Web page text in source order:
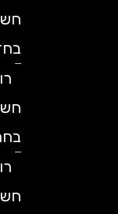
חשבון
בחדרה
רואה
חשבון
בחריש
רואה
חשבון